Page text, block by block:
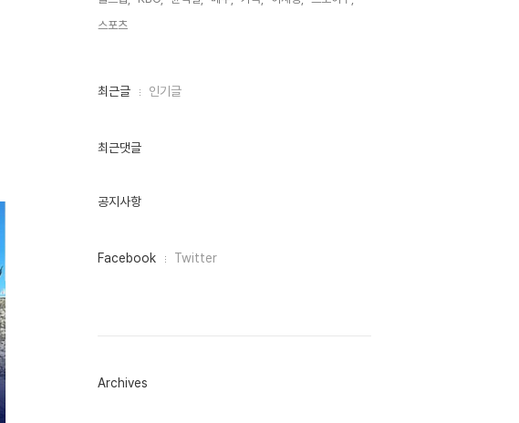
스포츠,
최
인
최근글 인기글
최근댓글
공지사항
페
그
Facebook Twitter
Archives